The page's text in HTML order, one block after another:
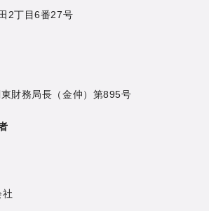
2丁目6番27号
財務局長（金仲）第895号
社